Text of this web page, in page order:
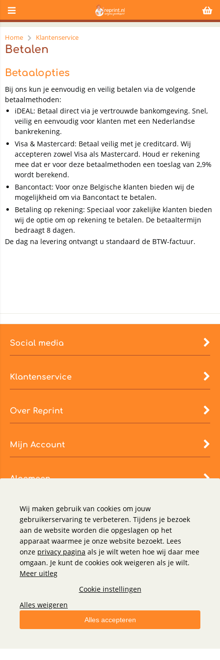
Home Klantenservice
Betalen
Betaalopties
Bij ons kun je eenvoudig en veilig betalen via de volgende
betaalmethoden:
iDEAL: Betaal direct via je vertrouwde bankomgeving. Snel,
veilig en eenvoudig voor klanten met een Nederlandse
bankrekening.
Visa & Mastercard: Betaal veilig met je creditcard. Wij
accepteren zowel Visa als Mastercard. Houd er rekening
mee dat er voor deze betaalmethoden een toeslag van 2,9%
wordt berekend.
Bancontact: Voor onze Belgische klanten bieden wij de
mogelijkheid om via Bancontact te betalen.
Betaling op rekening: Speciaal voor zakelijke klanten bieden
wij de optie om op rekening te betalen. De betaaltermijn
bedraagt 8 dagen.
De dag na levering ontvangt u standaard de BTW-factuur.
Social media
Klantenservice
Over Reprint
Mijn Account
Algemeen
Wij maken gebruik van cookies om jouw
gebruikerservaring te verbeteren. Tijdens je bezoek
aan de website worden die opgeslagen op het
apparaat waarmee je onze website bezoekt. Lees
onze privacy pagina als je wilt weten hoe wij daar mee
omgaan. Je kunt de cookies ook weigeren als je wilt.
Meer uitleg
Cookie instellingen
Alles weigeren
Alles accepteren